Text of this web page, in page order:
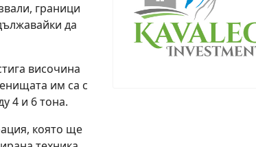
граници
да
височина
им са с
4 и 6 тона.
която ще